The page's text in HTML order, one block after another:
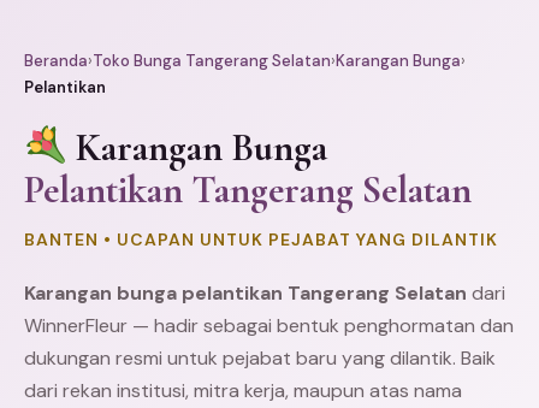
Beranda›Toko Bunga Tangerang Selatan›Karangan Bunga›
Pelantikan
Karangan Bunga
Pelantikan Tangerang Selatan
BANTEN • UCAPAN UNTUK PEJABAT YANG DILANTIK
Karangan bunga pelantikan Tangerang Selatan dari
WinnerFleur — hadir sebagai bentuk penghormatan dan
dukungan resmi untuk pejabat baru yang dilantik. Baik
dari rekan institusi, mitra kerja, maupun atas nama